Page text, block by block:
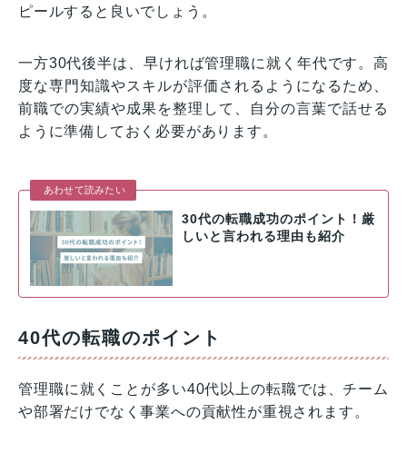
ピールすると良いでしょう。
一方30代後半は、早ければ管理職に就く年代です。高
度な専門知識やスキルが評価されるようになるため、
前職での実績や成果を整理して、自分の言葉で話せる
ように準備しておく必要があります。
あわせて読みたい
30代の転職成功のポイント！厳
しいと言われる理由も紹介
40代の転職のポイント
管理職に就くことが多い40代以上の転職では、チーム
や部署だけでなく事業への貢献性が重視されます。